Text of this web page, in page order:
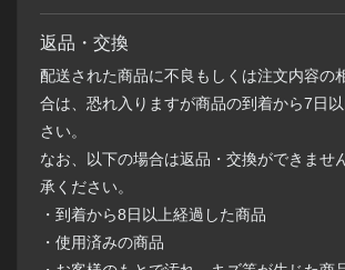
返品・交換
配送された商品に不良もしくは注文内容の
合は、恐れ入りますが商品の到着から7日
さい。
なお、以下の場合は返品・交換ができませ
承ください。
・到着から8日以上経過した商品
・使用済みの商品